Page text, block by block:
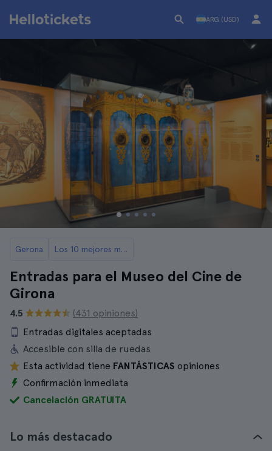
ARG (USD)
Gerona Los 10 mejores museos de Girona
Entradas para el Museo del Cine de
Girona
4.5
(431 opiniones)
Entradas digitales aceptadas
Accesible con silla de ruedas
Esta actividad tiene FANTÁSTICAS opiniones
Confirmación inmediata
Cancelación GRATUITA
Lo más destacado